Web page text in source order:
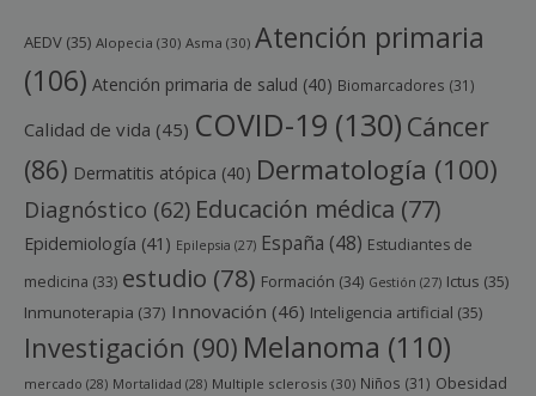
AEDV (35) Alopecia (30) Asma (30) Atención primaria
(106) Atención primaria de salud (40) Biomarcadores (31)
Calidad de vida (45) COVID-19 (130) Cáncer
(86) Dermatitis atópica (40) Dermatología (100)
Diagnóstico (62) Educación médica (77)
Epidemiología (41) Epilepsia (27) España (48) Estudiantes de
medicina (33) estudio (78) Formación (34) Gestión (27) Ictus (35)
Inmunoterapia (37) Innovación (46) Inteligencia artificial (35)
Investigación (90) Melanoma (110)
mercado (28) Mortalidad (28) Multiple sclerosis (30) Niños (31) Obesidad